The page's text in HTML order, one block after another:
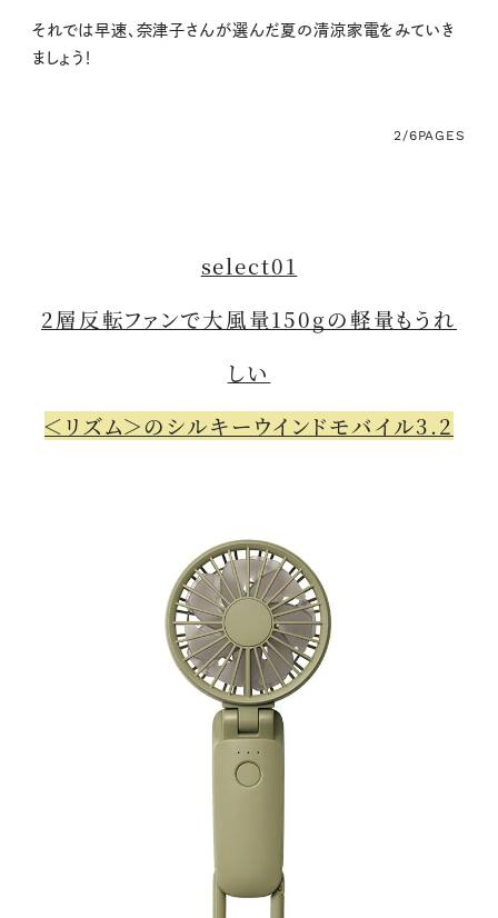
それでは早速、奈津子さんが選んだ夏の清涼家電をみていき
ましょう！
2/6PAGES
select01
2層反転ファンで大風量150gの軽量もうれ
しい
＜リズム＞のシルキーウインドモバイル3.2